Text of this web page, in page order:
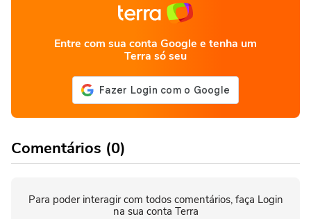
Entre com sua conta Google e tenha um
Terra só seu
Comentários (0)
Para poder interagir com todos comentários, faça Login
na sua conta Terra